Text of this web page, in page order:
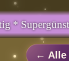
Preis *
← Alle